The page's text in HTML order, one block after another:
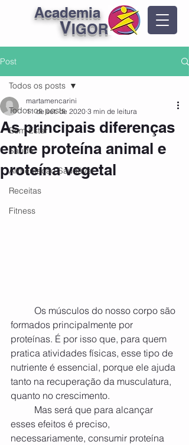
V
Academia
IGOR
Post
Todos os posts
Bem Estar
Saúde
Alimentação Saudável
Receitas
Fitness
Todos os posts
As principais diferenças
entre proteína animal e
proteína vegetal
martamencarini
11 de set. de 2020 3 min de leitura
formados principalmente por
proteínas. É por isso que, para quem
pratica atividades físicas, esse tipo de
nutriente é essencial, porque ele ajuda
tanto na recuperação da musculatura,
quanto no crescimento.
esses efeitos é preciso,
necessariamente, consumir proteína